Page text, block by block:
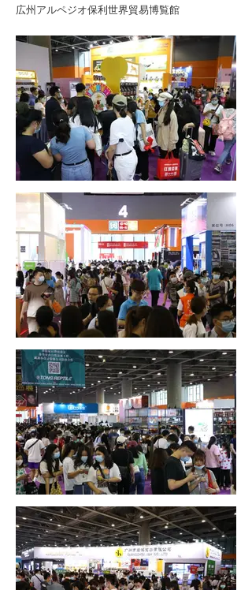
広州アルペジオ保利世界貿易博覧館